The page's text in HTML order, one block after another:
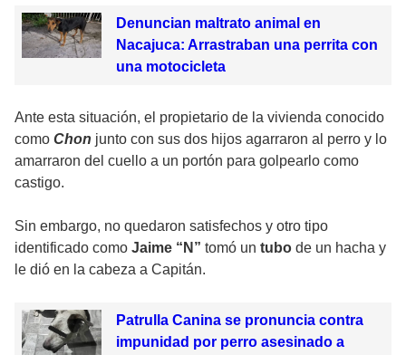
Denuncian maltrato animal en
Nacajuca: Arrastraban una perrita con
una motocicleta
Ante esta situación, el propietario de la vivienda conocido
como Chon junto con sus dos hijos agarraron al perro y lo
amarraron del cuello a un portón para golpearlo como
castigo.
Sin embargo, no quedaron satisfechos y otro tipo
identificado como Jaime “N” tomó un tubo de un hacha y
le dió en la cabeza a Capitán.
Patrulla Canina se pronuncia contra
impunidad por perro asesinado a